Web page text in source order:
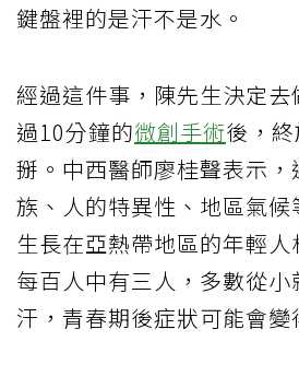
鍵盤裡的是汗不是水。
經過這件事，陳先生決定
過10分鐘的微創手術後，
掰。中西醫師廖桂聲表示，
族、人的特異性、地區氣
生長在亞熱帶地區的年輕人
每百人中有三人，多數從
汗，青春期後症狀可能會變